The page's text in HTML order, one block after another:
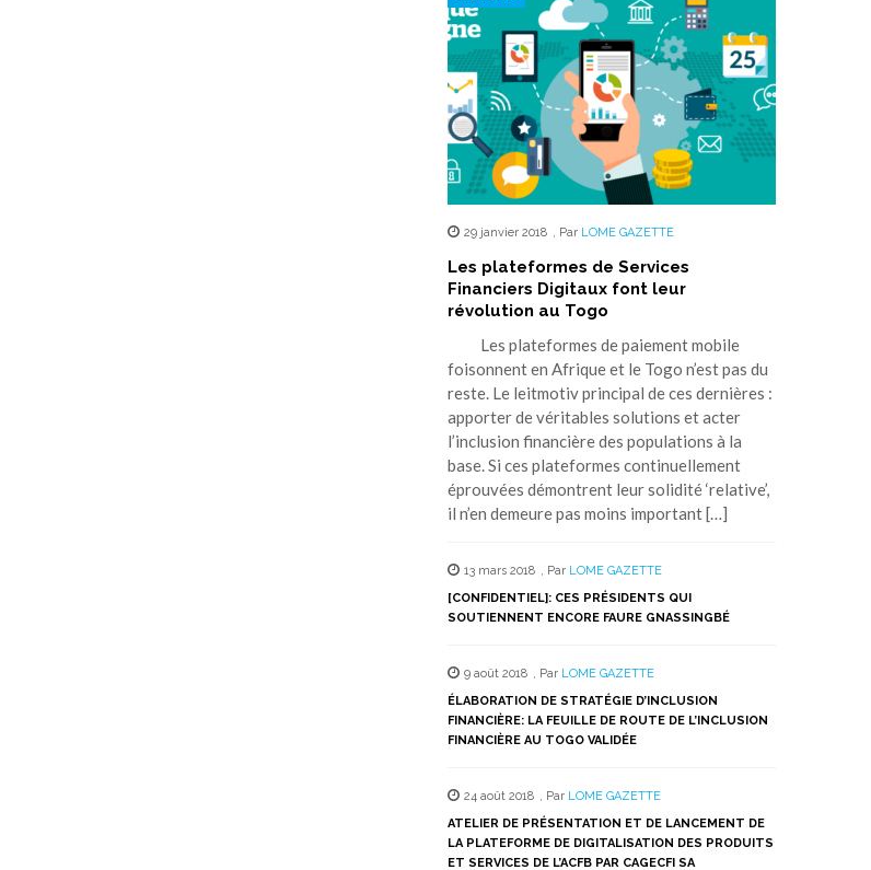
29 janvier 2018 , Par LOME GAZETTE
Les plateformes de Services
Financiers Digitaux font leur
révolution au Togo
Les plateformes de paiement mobile
foisonnent en Afrique et le Togo n’est pas du
reste. Le leitmotiv principal de ces dernières :
apporter de véritables solutions et acter
l’inclusion financière des populations à la
base. Si ces plateformes continuellement
éprouvées démontrent leur solidité ‘relative’,
il n’en demeure pas moins important […]
13 mars 2018 , Par LOME GAZETTE
[CONFIDENTIEL]: CES PRÉSIDENTS QUI
SOUTIENNENT ENCORE FAURE GNASSINGBÉ
9 août 2018 , Par LOME GAZETTE
ÉLABORATION DE STRATÉGIE D’INCLUSION
FINANCIÈRE: LA FEUILLE DE ROUTE DE L’INCLUSION
FINANCIÈRE AU TOGO VALIDÉE
24 août 2018 , Par LOME GAZETTE
ATELIER DE PRÉSENTATION ET DE LANCEMENT DE
LA PLATEFORME DE DIGITALISATION DES PRODUITS
ET SERVICES DE L’ACFB PAR CAGECFI SA